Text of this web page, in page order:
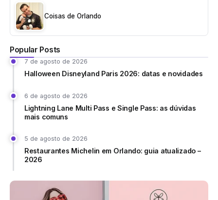
Coisas de Orlando
Popular Posts
7 de agosto de 2026
Halloween Disneyland Paris 2026: datas e novidades
6 de agosto de 2026
Lightning Lane Multi Pass e Single Pass: as dúvidas
mais comuns
5 de agosto de 2026
Restaurantes Michelin em Orlando: guia atualizado –
2026